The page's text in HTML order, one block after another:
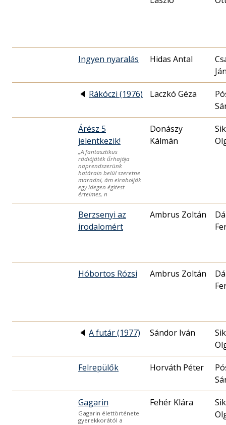
Ingyen nyaralás Hidas Antal
🔈 Rákóczi (1976) Laczkó Géza
Árész 5
jelentkezik!
„A fantasztikus
rádiójáték űrhajója
naprendszerünk
határain belül szeretne
maradni, ám elrabolják
egy idegen égitest
értelmes, n
Donászy
Kálmán
Berzsenyi az
irodalomért
Ambrus Zoltán
Hóbortos Rózsi Ambrus Zoltán
🔈 A futár (1977) Sándor Iván
Felrepülők Horváth Péter
Gagarin
Gagarin élettörténete
gyerekkorától a
Fehér Klára